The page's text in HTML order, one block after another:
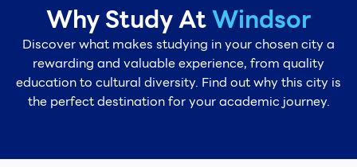
Why Study AtWindsor
Discover what makes studying in your chosen city a
rewarding and valuable experience, from quality
education to cultural diversity. Find out why this city is
the perfect destination for your academic journey.